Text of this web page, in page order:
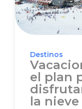
Destinos
el plan
la nieve